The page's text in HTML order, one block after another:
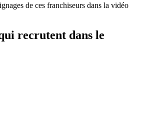
de ces franchiseurs dans la vidéo
recrutent dans le